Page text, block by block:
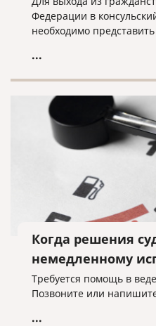
Федерации в
необходимо
...
Когда решения
немедленному
Требуется помощь в
Позвоните или
...